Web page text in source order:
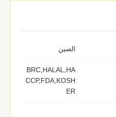
الصين
BRC,HALAL,HA
CCP,FDA,KOSH
ER